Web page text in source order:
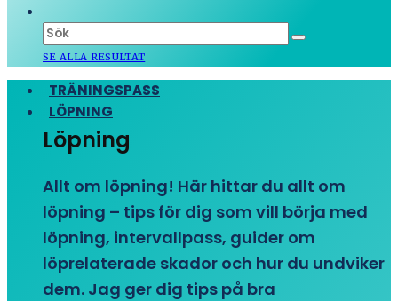
SE ALLA RESULTAT
TRÄNINGSPASS
LÖPNING
Löpning
Allt om löpning! Här hittar du allt om
löpning – tips för dig som vill börja med
löpning, intervallpass, guider om
löprelaterade skador och hur du undviker
dem. Jag ger dig tips på bra